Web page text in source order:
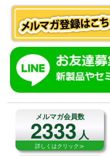
メルマガ会員数
2333人
詳しくはクリック≫